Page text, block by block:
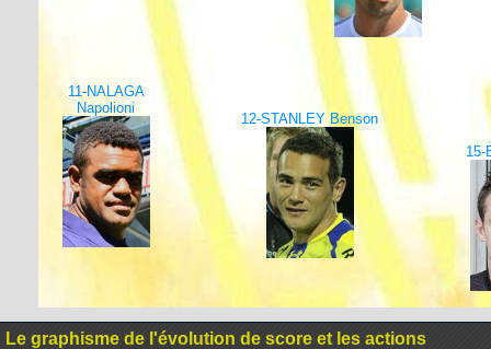
11-NALAGA
Napolioni
12-STANLEY Benson
15-
Le graphisme de l'évolution de score et les actions